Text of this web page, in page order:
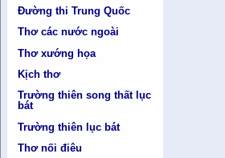
Đường thi Trung Quốc
Thơ các nước ngoài
Thơ xướng họa
Kịch thơ
Trường thiên song thất lục
bát
Trường thiên lục bát
Thơ nối điêu